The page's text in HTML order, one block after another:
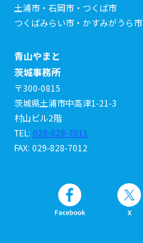
土浦市・石岡市・つくば市
つくばみらい市・かすみがうら市
青山やまと
茨城事務所
〒300-0815
茨城県土浦市中高津1-21-3
村山ビル2階
TEL: 029-828-7011
FAX: 029-828-7012